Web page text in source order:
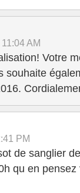
AM
Votre
souhaite
PM
de sanglier
qu en pensez